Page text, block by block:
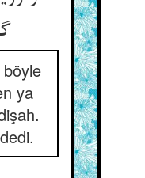
böyle
ya